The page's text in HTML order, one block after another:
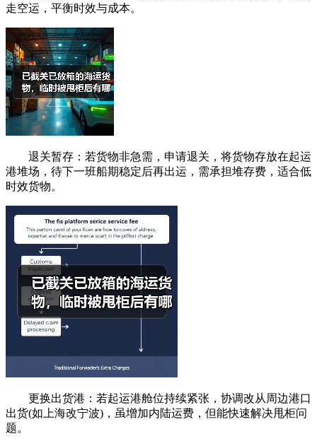
走空运，平衡时效与成本。
退关暂存：若货物非急需，申请退关，将货物存放在起运
港堆场，待下一班船期稳定后再出运，需承担堆存费，适合低
时效货物。
更换出货港：若起运港舱位持续紧张，协调改从周边港口
出货(如上海改宁波)，虽增加内陆运费，但能快速解决甩柜问
题。